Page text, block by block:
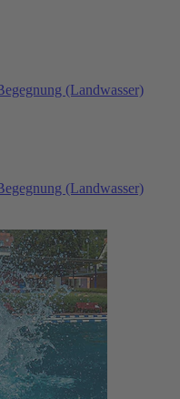
(Landwasser)
(Landwasser)